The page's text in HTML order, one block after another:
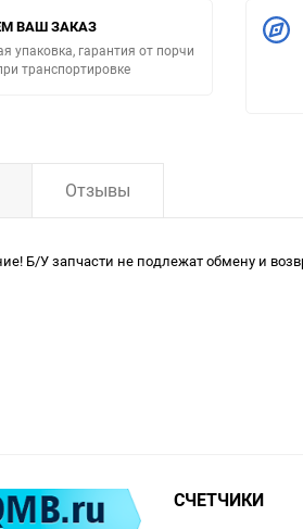
ВАШ ЗАКАЗ
упаковка, гарантия от порчи
транспортировке
Отзывы
Б/У запчасти не подлежат обмену и
СЧЕТЧИКИ